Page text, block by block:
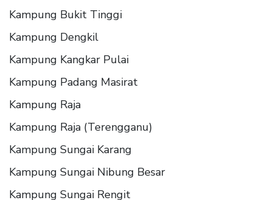
Kampung Bukit Tinggi
Kampung Dengkil
Kampung Kangkar Pulai
Kampung Padang Masirat
Kampung Raja
Kampung Raja (Terengganu)
Kampung Sungai Karang
Kampung Sungai Nibung Besar
Kampung Sungai Rengit